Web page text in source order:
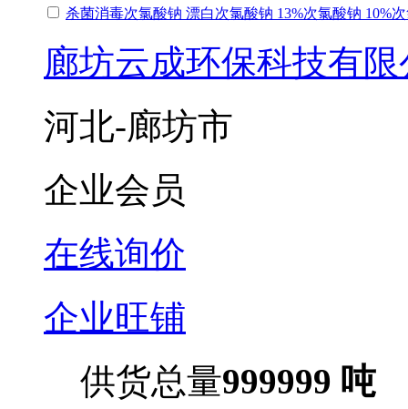
杀菌消毒次氯酸钠 漂白次氯酸钠 13%次氯酸钠 10%
廊坊云成环保科技有
河北-廊坊市
企业会员
在线询价
企业旺铺
供货总量999999 吨